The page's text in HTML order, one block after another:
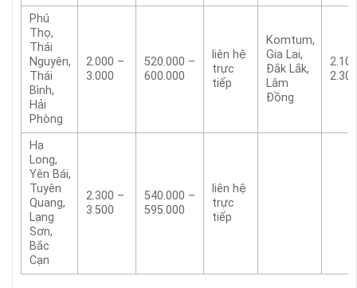
Phú
Thọ,
Thái
Nguyên,
Thái
Bình,
Hải
Phòng
2.000 –
3.000
520.000 –
600.000
liên hệ
trực
tiếp
Komtum,
Gia Lai,
Đắk Lắk,
Lâm
Đồng
2.300
Hạ
Long,
Yên Bái,
Tuyên
Quang,
Lạng
Sơn,
Bắc
Cạn
2.300 –
3.500
540.000 –
595.000
liên hệ
trực
tiếp